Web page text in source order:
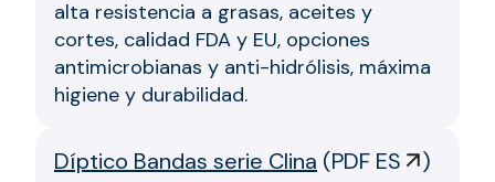
alta resistencia a grasas, aceites y
cortes, calidad FDA y EU, opciones
antimicrobianas y anti-hidrólisis, máxima
higiene y durabilidad.
Díptico Bandas serie Clina (PDF ES )